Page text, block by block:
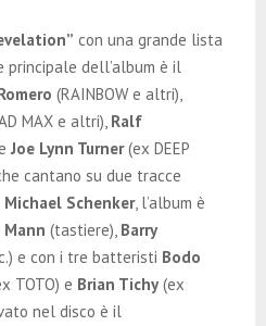
con una grande lista
dell’album è il
(RAINBOW e altri),
MAX e altri), Ralf
Joe Lynn Turner(ex DEEP
cantano su due tracce
Michael Schenker, l’album è
Mann (tastiere), Barry
e con i tre batteristi Bodo
TOTO) e Brian Tichy (ex
nel disco è il